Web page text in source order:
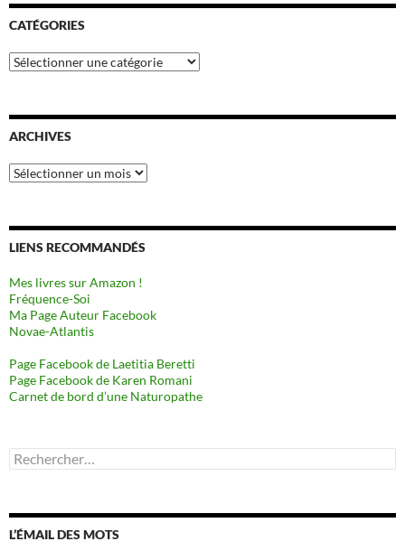
CATÉGORIES
Catégories
ARCHIVES
Archives
LIENS RECOMMANDÉS
Mes livres sur Amazon !
Fréquence-Soi
Ma Page Auteur Facebook
Novae-Atlantis
Page Facebook de Laetitia Beretti
Page Facebook de Karen Romani
Carnet de bord d’une Naturopathe
Rechercher :
L’ÉMAIL DES MOTS